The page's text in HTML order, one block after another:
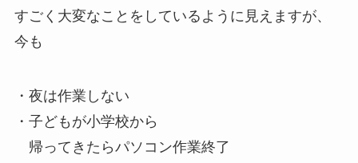
すごく大変なことをしているように見えますが、
今も
・夜は作業しない
・子どもが小学校から
帰ってきたらパソコン作業終了